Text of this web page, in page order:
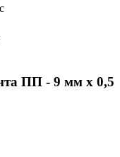
ПП - 9 мм х 0,5